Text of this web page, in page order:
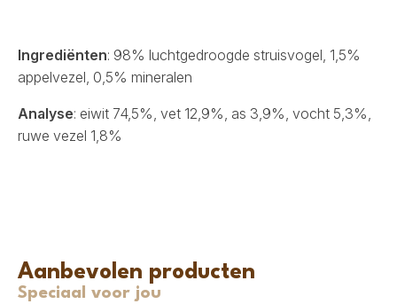
Ingrediënten: 98% luchtgedroogde struisvogel, 1,5%
appelvezel, 0,5% mineralen
Analyse: eiwit 74,5%, vet 12,9%, as 3,9%, vocht 5,3%,
ruwe vezel 1,8%
Aanbevolen producten
Speciaal voor jou